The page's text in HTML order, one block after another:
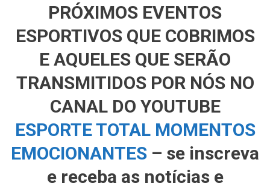
PRÓXIMOS EVENTOS
ESPORTIVOS QUE COBRIMOS
E AQUELES QUE SERÃO
TRANSMITIDOS POR NÓS NO
CANAL DO YOUTUBE
ESPORTE TOTAL MOMENTOS
EMOCIONANTES – se inscreva
e receba as notícias e